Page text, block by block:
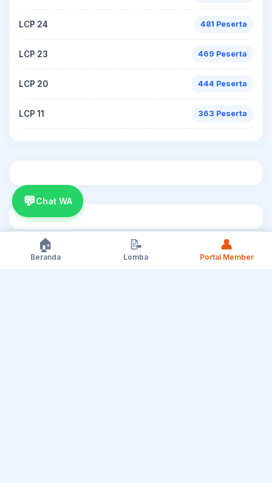
LCP 24 481 Peserta
LCP 23 469 Peserta
LCP 20 444 Peserta
LCP 11 363 Peserta
💬Chat WA
🏠
Beranda
📝
Lomba
👤
Portal Member